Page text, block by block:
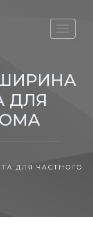
ДЛЯ
ДЛЯ ЧАСТНОГО